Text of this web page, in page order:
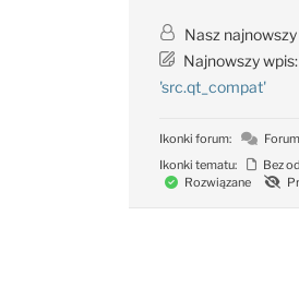
Nasz najnowszy
Najnowszy wpis:
'src.qt_compat'
Ikonki forum:
Ikonki tematu:
Bez
Rozwiązane